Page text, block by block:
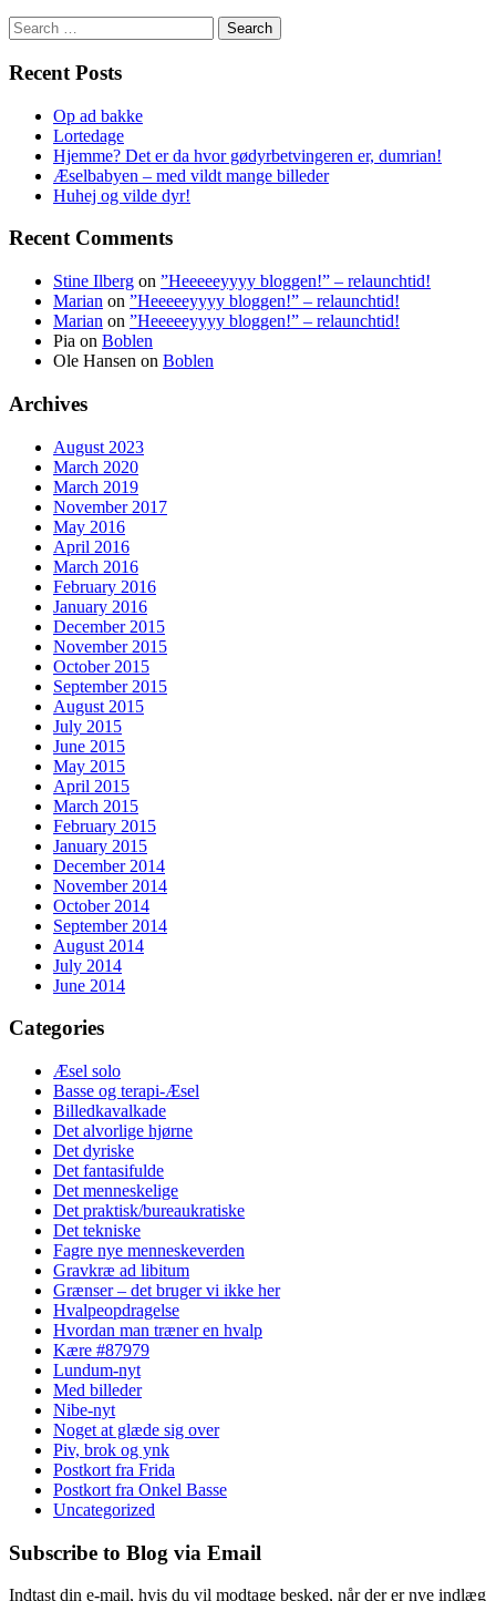
Search
for:
Recent Posts
Op ad bakke
Lortedage
Hjemme? Det er da hvor gødyrbetvingeren er, dumrian!
Æselbabyen – med vildt mange billeder
Huhej og vilde dyr!
Recent Comments
Stine Ilberg on ”Heeeeeyyyy bloggen!” – relaunchtid!
Marian on ”Heeeeeyyyy bloggen!” – relaunchtid!
Marian on ”Heeeeeyyyy bloggen!” – relaunchtid!
Pia on Boblen
Ole Hansen on Boblen
Archives
August 2023
March 2020
March 2019
November 2017
May 2016
April 2016
March 2016
February 2016
January 2016
December 2015
November 2015
October 2015
September 2015
August 2015
July 2015
June 2015
May 2015
April 2015
March 2015
February 2015
January 2015
December 2014
November 2014
October 2014
September 2014
August 2014
July 2014
June 2014
Categories
Æsel solo
Basse og terapi-Æsel
Billedkavalkade
Det alvorlige hjørne
Det dyriske
Det fantasifulde
Det menneskelige
Det praktisk/bureaukratiske
Det tekniske
Fagre nye menneskeverden
Gravkræ ad libitum
Grænser – det bruger vi ikke her
Hvalpeopdragelse
Hvordan man træner en hvalp
Kære #87979
Lundum-nyt
Med billeder
Nibe-nyt
Noget at glæde sig over
Piv, brok og ynk
Postkort fra Frida
Postkort fra Onkel Basse
Uncategorized
Subscribe to Blog via Email
Indtast din e-mail, hvis du vil modtage besked, når der er nye indlæg